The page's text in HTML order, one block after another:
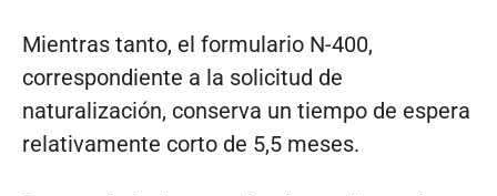
Mientras tanto, el formulario N-400,
correspondiente a la solicitud de
naturalización, conserva un tiempo de espera
relativamente corto de 5,5 meses.